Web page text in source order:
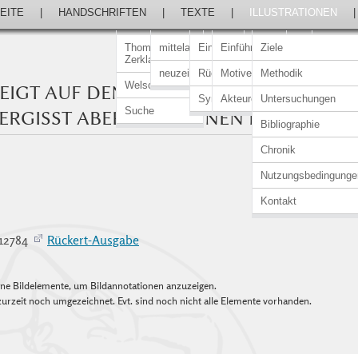
Thomasin von
Zerklaere
Welscher Gast
Suche
HANDSCHRIFTEN
mittelalterlich
neuzeitlich
TEXTE
Einführung
Rückert-Ausgabe
Synopsen
ILLUSTRATIONEN
Einführung
Motive
Akteure
Ziele
Methodik
Untersuchungen
Bibliographie
Chronik
Kontakt
AUF DEN HOCHMUT EINES
ABER DIE EIGENEN LASTER
Rückert-Ausgabe
Bildelemente, um Bildannotationen anzuzeigen.
noch umgezeichnet. Evt. sind noch nicht alle Elemente vorhanden.